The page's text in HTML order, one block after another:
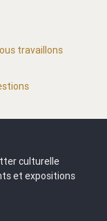
travaillons
culturelle
et expositions